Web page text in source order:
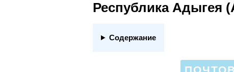
Республика Адыгея
Содержание